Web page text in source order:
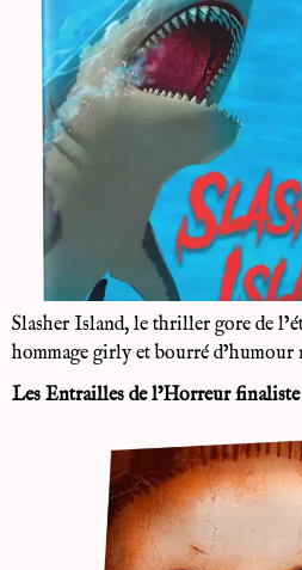
Slasher Island, le thriller gore de
hommage girly et bourré d’humour
Les Entrailles de l’Horreur